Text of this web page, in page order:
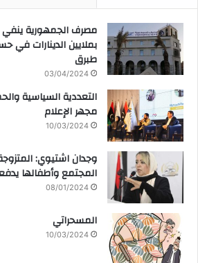
مصرف الجمهورية ينفي
بملايين الدينارات في
طبرق
03/04/2024
التعددية السياسية
مجهر الإعلام
10/03/2024
وجدان اشتيوي:
المجتمع وأطفالها
08/01/2024
المسحراتي
10/03/2024